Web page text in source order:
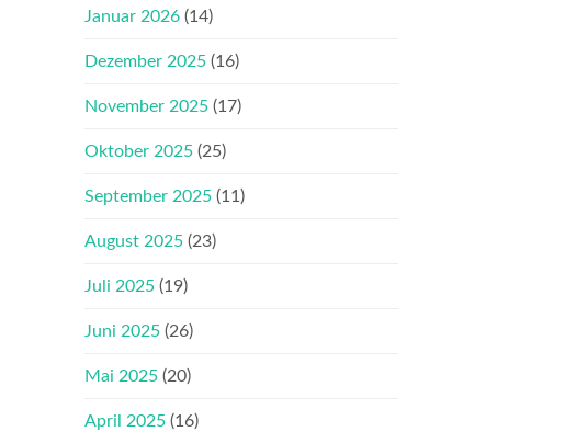
Januar 2026 (14)
Dezember 2025 (16)
November 2025 (17)
Oktober 2025 (25)
September 2025 (11)
August 2025 (23)
Juli 2025 (19)
Juni 2025 (26)
Mai 2025 (20)
April 2025 (16)